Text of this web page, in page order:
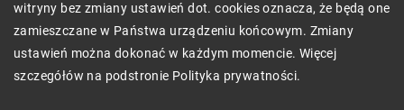
witryny bez zmiany ustawień dot. cookies oznacza, że będą one
zamieszczane w Państwa urządzeniu końcowym. Zmiany
ustawień można dokonać w każdym momencie. Więcej
szczegółów na podstronie Polityka prywatności.